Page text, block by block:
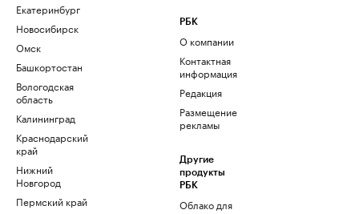
Екатеринбург
Новосибирск
Омск
Башкортостан
Вологодская
область
Калининград
Краснодарский
край
Нижний
Новгород
Пермский край
РБК
О компании
Контактная
информация
Редакция
Размещение
рекламы
Другие
продукты
РБК
Облако для